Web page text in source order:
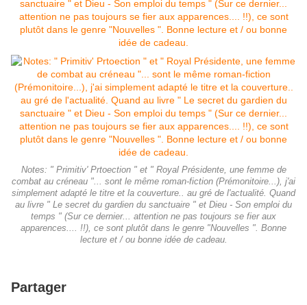
Notes: " Primitiv' Prtoection " et " Royal Présidente, une femme de
combat au créneau "... sont le même roman-fiction (Prémonitoire...), j'ai
simplement adapté le titre et la couverture.. au gré de l'actualité. Quand
au livre " Le secret du gardien du sanctuaire " et Dieu - Son emploi du
temps " (Sur ce dernier... attention ne pas toujours se fier aux
apparences.... !!), ce sont plutôt dans le genre "Nouvelles ". Bonne
lecture et / ou bonne idée de cadeau.
Partager